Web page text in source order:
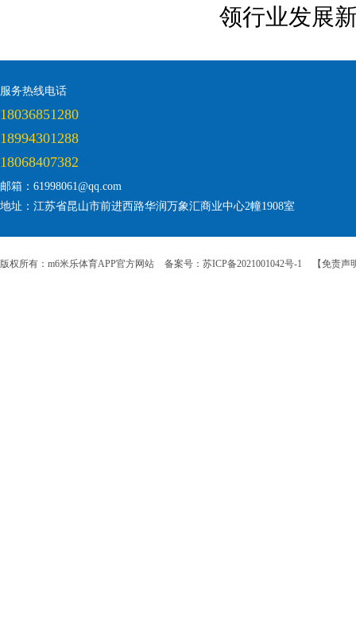
领行业发展
服务热线电话
18036851280
18994301288
18068407382
邮箱：61998061@qq.com
地址：江苏省昆山市前进西路华润万象汇商业中心2幢1908室
版权所有：m6米乐体育APP官方网站 备案号：苏ICP备2021001042号-1 【免责声